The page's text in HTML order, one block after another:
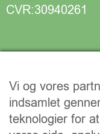
CVR:30940261
Vi og vores
indsamlet
teknologier for